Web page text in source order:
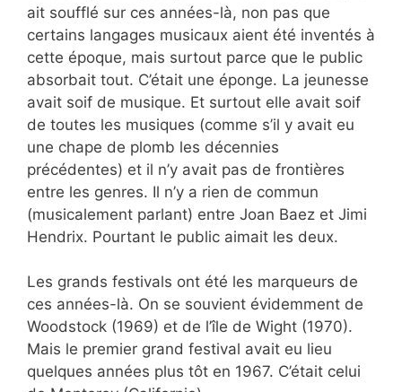
ait soufflé sur ces années-là, non pas que
certains langages musicaux aient été inventés à
cette époque, mais surtout parce que le public
absorbait tout. C’était une éponge. La jeunesse
avait soif de musique. Et surtout elle avait soif
de toutes les musiques (comme s’il y avait eu
une chape de plomb les décennies
précédentes) et il n’y avait pas de frontières
entre les genres. Il n’y a rien de commun
(musicalement parlant) entre Joan Baez et Jimi
Hendrix. Pourtant le public aimait les deux.
Les grands festivals ont été les marqueurs de
ces années-là. On se souvient évidemment de
Woodstock (1969) et de l’île de Wight (1970).
Mais le premier grand festival avait eu lieu
quelques années plus tôt en 1967. C’était celui